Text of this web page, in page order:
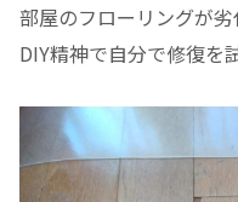
部屋のフローリングが劣
DIY精神で自分で修復を